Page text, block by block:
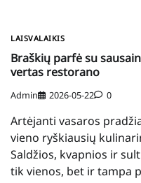
LAISVALAIKIS
Braškių parfė su
vertas restorano
Admin 2026-05-22 0
Artėjanti vasaros
vieno ryškiausių
Saldžios, kvapnios ir
tik vienos, bet ir tampa